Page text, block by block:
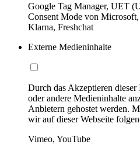
Google Tag Manager, UET
Consent Mode von
Klarna, Freshchat
Externe Medieninhalte
Durch das Akzeptieren
oder andere Medieninhalte
Anbietern gehostet werden.
wir auf dieser Webseite
Vimeo, YouTube